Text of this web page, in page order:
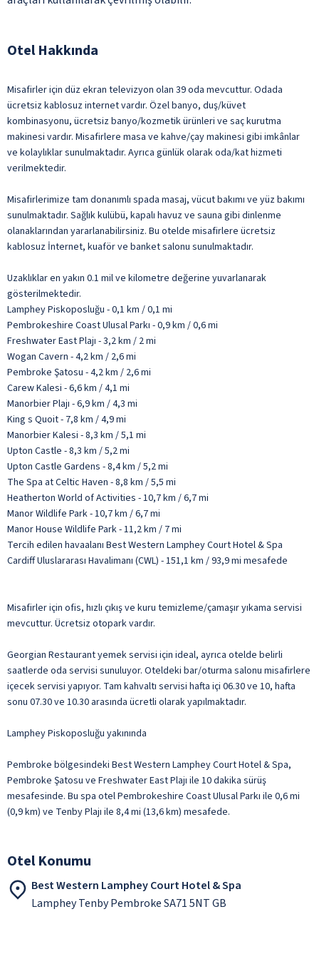
Otel Hakkında
Misafirler için düz ekran televizyon olan 39 oda mevcuttur. Odada
ücretsiz kablosuz internet vardır. Özel banyo, duş/küvet
kombinasyonu, ücretsiz banyo/kozmetik ürünleri ve saç kurutma
makinesi vardır. Misafirlere masa ve kahve/çay makinesi gibi imkânlar
ve kolaylıklar sunulmaktadır. Ayrıca günlük olarak oda/kat hizmeti
verilmektedir.
Misafirlerimize tam donanımlı spada masaj, vücut bakımı ve yüz bakımı
sunulmaktadır. Sağlık kulübü, kapalı havuz ve sauna gibi dinlenme
olanaklarından yararlanabilirsiniz. Bu otelde misafirlere ücretsiz
kablosuz İnternet, kuaför ve banket salonu sunulmaktadır.
Uzaklıklar en yakın 0.1 mil ve kilometre değerine yuvarlanarak
gösterilmektedir.
Lamphey Piskoposluğu - 0,1 km / 0,1 mi
Pembrokeshire Coast Ulusal Parkı - 0,9 km / 0,6 mi
Freshwater East Plajı - 3,2 km / 2 mi
Wogan Cavern - 4,2 km / 2,6 mi
Pembroke Şatosu - 4,2 km / 2,6 mi
Carew Kalesi - 6,6 km / 4,1 mi
Manorbier Plajı - 6,9 km / 4,3 mi
King s Quoit - 7,8 km / 4,9 mi
Manorbier Kalesi - 8,3 km / 5,1 mi
Upton Castle - 8,3 km / 5,2 mi
Upton Castle Gardens - 8,4 km / 5,2 mi
The Spa at Celtic Haven - 8,8 km / 5,5 mi
Heatherton World of Activities - 10,7 km / 6,7 mi
Manor Wildlife Park - 10,7 km / 6,7 mi
Manor House Wildlife Park - 11,2 km / 7 mi
Tercih edilen havaalanı Best Western Lamphey Court Hotel & Spa
Cardiff Uluslararası Havalimanı (CWL) - 151,1 km / 93,9 mi mesafede
Misafirler için ofis, hızlı çıkış ve kuru temizleme/çamaşır yıkama servisi
mevcuttur. Ücretsiz otopark vardır.
Georgian Restaurant yemek servisi için ideal, ayrıca otelde belirli
saatlerde oda servisi sunuluyor. Oteldeki bar/oturma salonu misafirlere
içecek servisi yapıyor. Tam kahvaltı servisi hafta içi 06.30 ve 10, hafta
sonu 07.30 ve 10.30 arasında ücretli olarak yapılmaktadır.
Lamphey Piskoposluğu yakınında
Pembroke bölgesindeki Best Western Lamphey Court Hotel & Spa,
Pembroke Şatosu ve Freshwater East Plajı ile 10 dakika sürüş
mesafesinde. Bu spa otel Pembrokeshire Coast Ulusal Parkı ile 0,6 mi
(0,9 km) ve Tenby Plajı ile 8,4 mi (13,6 km) mesafede.
Otel Konumu
Best Western Lamphey Court Hotel & Spa
Lamphey Tenby Pembroke SA71 5NT GB